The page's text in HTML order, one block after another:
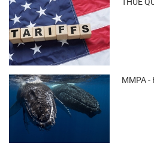
THUẾ
MMPA -